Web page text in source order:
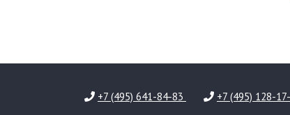
+7 (495) 641-84-83 +7 (495) 128-